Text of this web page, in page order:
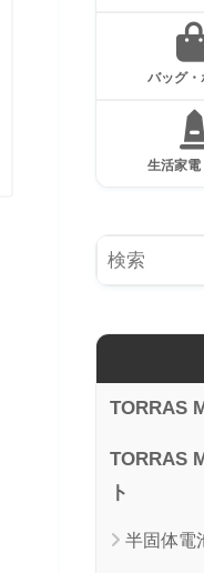
バッグ・
生活家電
TORRAS
TORRAS
ト
半固体電